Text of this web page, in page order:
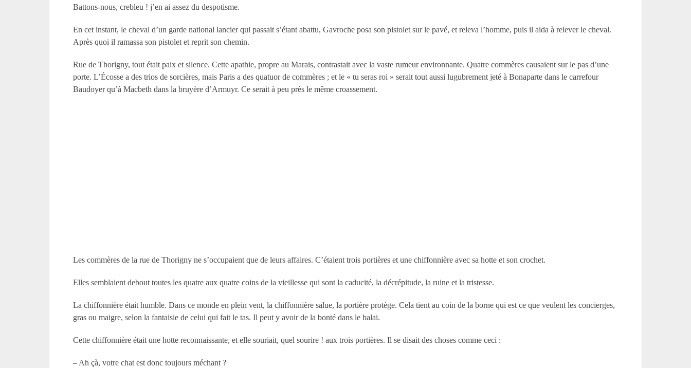
Battons-nous, crebleu ! j’en ai assez du despotisme.
En cet instant, le cheval d’un garde national lancier qui passait s’étant abattu, Gavroche posa son pistolet sur le pavé, et releva l’homme, puis il aida à relever le cheval.
Après quoi il ramassa son pistolet et reprit son chemin.
Rue de Thorigny, tout était paix et silence. Cette apathie, propre au Marais, contrastait avec la vaste rumeur environnante. Quatre commères causaient sur le pas d’une
porte. L’Écosse a des trios de sorcières, mais Paris a des quatuor de commères ; et le « tu seras roi » serait tout aussi lugubrement jeté à Bonaparte dans le carrefour
Baudoyer qu’à Macbeth dans la bruyère d’Armuyr. Ce serait à peu près le même croassement.
Les commères de la rue de Thorigny ne s’occupaient que de leurs affaires. C’étaient trois portières et une chiffonnière avec sa hotte et son crochet.
Elles semblaient debout toutes les quatre aux quatre coins de la vieillesse qui sont la caducité, la décrépitude, la ruine et la tristesse.
La chiffonnière était humble. Dans ce monde en plein vent, la chiffonnière salue, la portière protège. Cela tient au coin de la borne qui est ce que veulent les concierges,
gras ou maigre, selon la fantaisie de celui qui fait le tas. Il peut y avoir de la bonté dans le balai.
Cette chiffonnière était une hotte reconnaissante, et elle souriait, quel sourire ! aux trois portières. Il se disait des choses comme ceci :
– Ah çà, votre chat est donc toujours méchant ?